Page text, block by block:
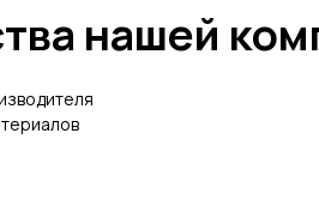
нашей